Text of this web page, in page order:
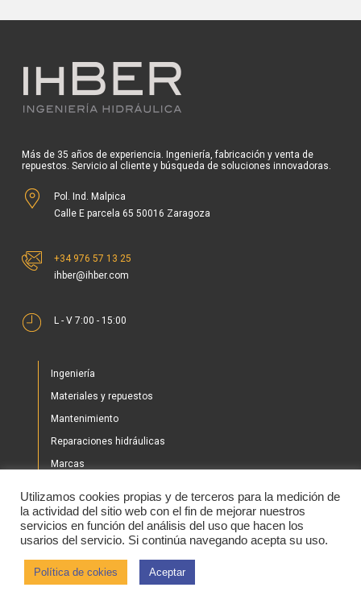
Más de 35 años de experiencia. Ingeniería, fabricación y venta de
repuestos. Servicio al cliente y búsqueda de soluciones innovadoras.
Pol. Ind. Malpica
Calle E parcela 65 50016 Zaragoza
+34 976 57 13 25
ihber@ihber.com
L - V 7:00 - 15:00
Ingeniería
Materiales y repuestos
Mantenimiento
Reparaciones hidráulicas
Marcas
Tienda
Noticias
Utilizamos cookies propias y de terceros para la medición de
la actividad del sitio web con el fin de mejorar nuestros
servicios en función del análisis del uso que hacen los
usarios del servicio. Si continúa navegando acepta su uso.
Política de cokies Aceptar